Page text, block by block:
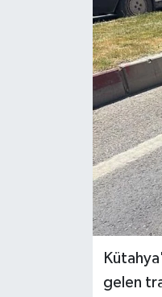
gelen
Haber İlanlar
Kültür-Sanat
Magazin
Resmi İlanlar